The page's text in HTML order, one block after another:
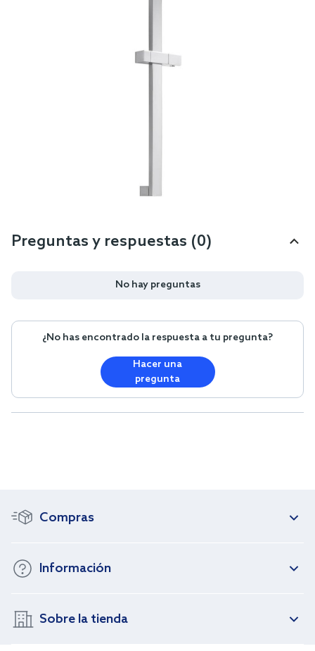
Preguntas y respuestas (0)
No hay preguntas
¿No has encontrado la respuesta a tu pregunta?
Hacer una
pregunta
Compras
Información
Sobre la tienda